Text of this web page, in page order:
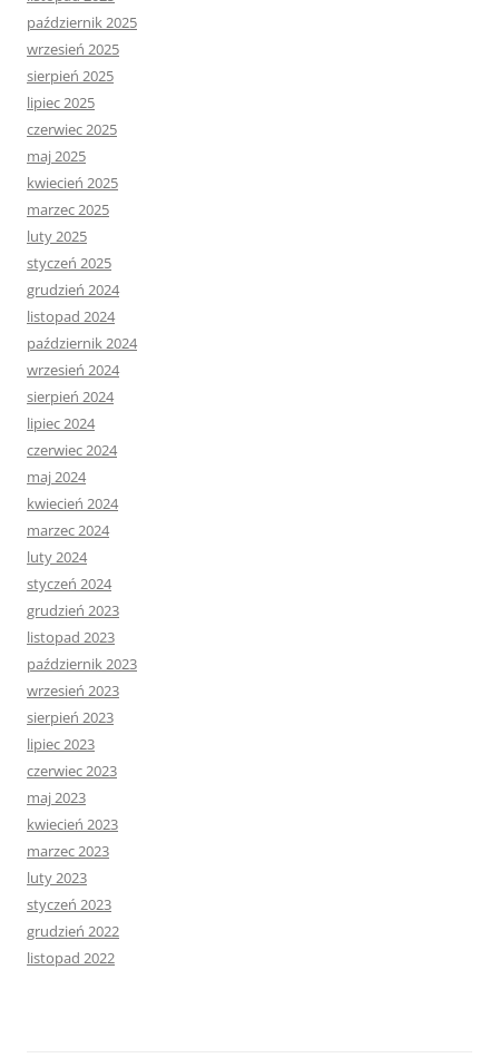
październik 2025
wrzesień 2025
sierpień 2025
lipiec 2025
czerwiec 2025
maj 2025
kwiecień 2025
marzec 2025
luty 2025
styczeń 2025
grudzień 2024
listopad 2024
październik 2024
wrzesień 2024
sierpień 2024
lipiec 2024
czerwiec 2024
maj 2024
kwiecień 2024
marzec 2024
luty 2024
styczeń 2024
grudzień 2023
listopad 2023
październik 2023
wrzesień 2023
sierpień 2023
lipiec 2023
czerwiec 2023
maj 2023
kwiecień 2023
marzec 2023
luty 2023
styczeń 2023
grudzień 2022
listopad 2022